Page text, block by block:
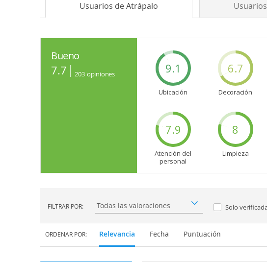
Usuarios deAtrápalo
Bueno
7.7 203 opiniones 9.1
Ubicación
6.7
Decoración
7.9
Atención del
personal
8
Limpieza
FILTRAR POR: Filtrar por: Solo
ORDENAR POR: Relevancia Fecha Puntuación